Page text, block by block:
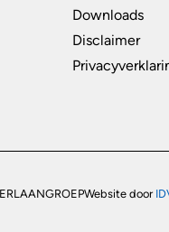
Downloads
Disclaimer
Website door